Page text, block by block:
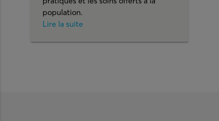
population.
Lire la suite